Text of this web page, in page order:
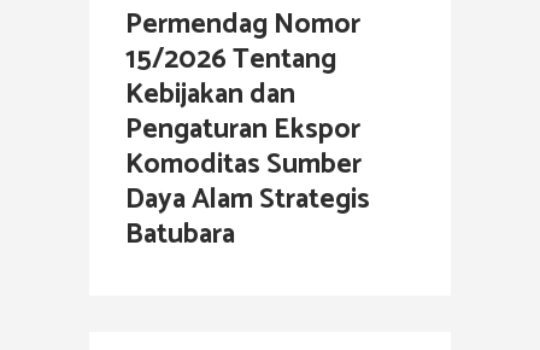
Permendag Nomor
15/2026 Tentang
Kebijakan dan
Pengaturan Ekspor
Komoditas Sumber
Daya Alam Strategis
Batubara